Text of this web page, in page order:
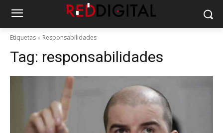
Etiquetas Responsabilidades
Tag: responsabilidades